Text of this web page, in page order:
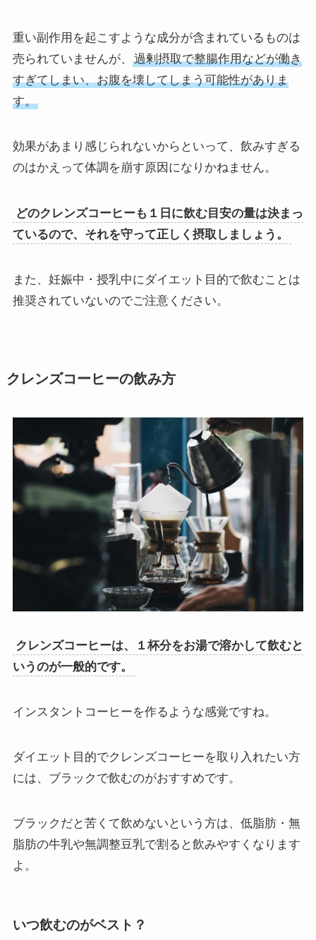
重い副作用を起こすような成分が含まれているものは
売られていませんが、
過剰摂取で整腸作用などが働き
すぎてしまい、お腹を壊してしまう可能性がありま
す。
効果があまり感じられないからといって、飲みすぎる
のはかえって体調を崩す原因になりかねません。
どのクレンズコーヒーも１日に飲む目安の量は決まっ
ているので、それを守って正しく摂取しましょう。
また、妊娠中・授乳中にダイエット目的で飲むことは
推奨されていないのでご注意ください。
クレンズコーヒーの飲み方
クレンズコーヒーは、１杯分をお湯で溶かして飲むと
いうのが一般的です。
インスタントコーヒーを作るような感覚ですね。
ダイエット目的でクレンズコーヒーを取り入れたい方
には、ブラックで飲むのがおすすめです。
ブラックだと苦くて飲めないという方は、低脂肪・無
脂肪の牛乳や無調整豆乳で割ると飲みやすくなります
よ。
いつ飲むのがベスト？